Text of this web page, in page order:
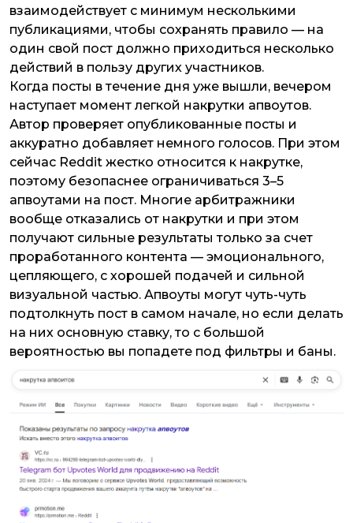
взаимодействует с минимум несколькими
публикациями, чтобы сохранять правило — на
один свой пост должно приходиться несколько
действий в пользу других участников.
Когда посты в течение дня уже вышли, вечером
наступает момент легкой накрутки апвоутов.
Автор проверяет опубликованные посты и
аккуратно добавляет немного голосов. При этом
сейчас Reddit жестко относится к накрутке,
поэтому безопаснее ограничиваться 3–5
апвоутами на пост. Многие арбитражники
вообще отказались от накрутки и при этом
получают сильные результаты только за счет
проработанного контента — эмоционального,
цепляющего, с хорошей подачей и сильной
визуальной частью. Апвоуты могут чуть-чуть
подтолкнуть пост в самом начале, но если делать
на них основную ставку, то с большой
вероятностью вы попадете под фильтры и баны.